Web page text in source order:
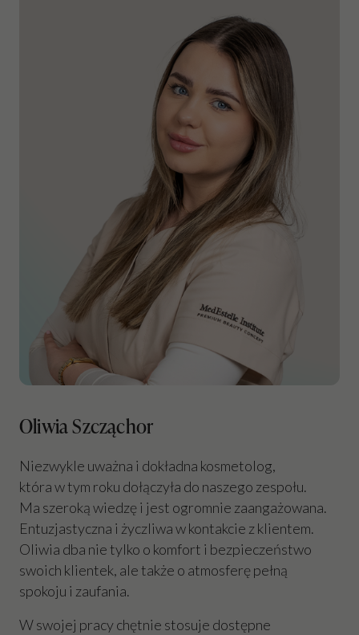
Oliwia Szcząchor
Niezwykle uważna i dokładna kosmetolog,
która w tym roku dołączyła do naszego zespołu.
Ma szeroką wiedzę i jest ogromnie zaangażowana.
Entuzjastyczna i życzliwa w kontakcie z klientem.
Oliwia dba nie tylko o komfort i bezpieczeństwo
swoich klientek, ale także o atmosferę pełną
spokoju i zaufania.
W swojej pracy chętnie stosuje dostępne